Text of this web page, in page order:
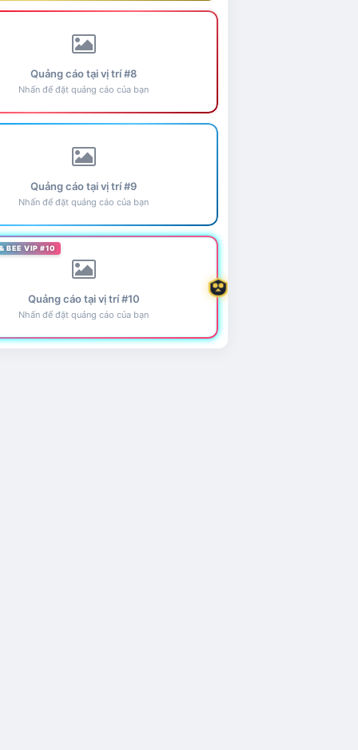
Quảng cáo tại vị trí #8
Nhấn để đặt quảng cáo của bạn
Quảng cáo tại vị trí #9
Nhấn để đặt quảng cáo của bạn
BEE VIP #10
Quảng cáo tại vị trí #10
Nhấn để đặt quảng cáo của bạn